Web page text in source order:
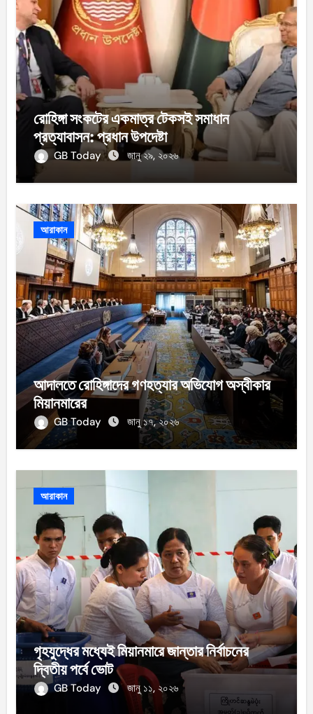
রোহিঙ্গা সংকটের একমাত্র টেকসই সমাধান
প্রত্যাবাসন: প্রধান উপদেষ্টা
GB Today জানু ২৯, ২০২৬
আরাকান
আদালতে রোহিঙ্গাদের গণহত্যার অভিযোগ অস্বীকার
মিয়ানমারের
GB Today জানু ১৭, ২০২৬
আরাকান
গৃহযুদ্ধের মধ্যেই মিয়ানমারে জান্তার নির্বাচনের
দ্বিতীয় পর্বে ভোট
GB Today জানু ১১, ২০২৬